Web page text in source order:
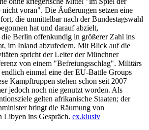
voran". Die Äußerungen setzen eine
die unmittelbar nach der Bundestagswahl
hat und darauf abzielt,
Berlin offenkundig in größerer Zahl ins
im Inland abzufedern. Mit Blick auf die
spricht der Leiter der Münchner
von einem "Befreiungsschlag". Militärs
einmal eine der EU-Battle Groups
Kampftruppen stehen schon seit 2007
jedoch noch nie genutzt worden. Als
gelten afrikanische Staaten; der
bringt die Räumung von
Libyen ins Gespräch. ex.klusiv